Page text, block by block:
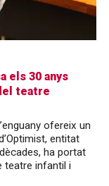
els 30 anys
teatre
ofereix un
entitat
ha portat
teatre infantil i